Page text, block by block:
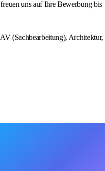
uns auf Ihre Bewerbung bis
(Sachbearbeitung), Architektur,